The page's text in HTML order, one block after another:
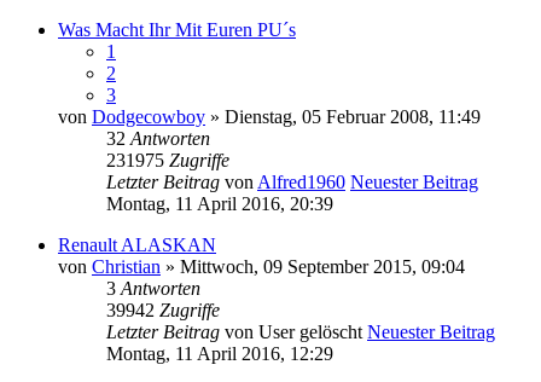
Was Macht Ihr Mit Euren PU´s
1
2
3
von Dodgecowboy » Dienstag, 05 Februar 2008, 11:49
32 Antworten
231975 Zugriffe
Letzter Beitrag von Alfred1960 Neuester Beitrag
Montag, 11 April 2016, 20:39
Renault ALASKAN
von Christian » Mittwoch, 09 September 2015, 09:04
3 Antworten
39942 Zugriffe
Letzter Beitrag von User gelöscht Neuester Beitrag
Montag, 11 April 2016, 12:29